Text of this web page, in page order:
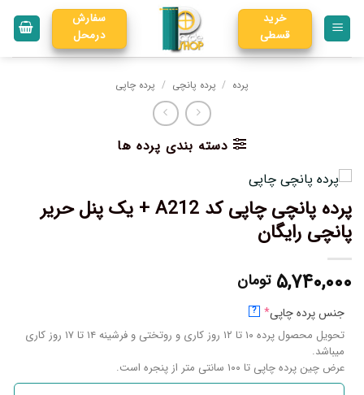
خرید
قسطی
سفارش
درمحل
پرده / پرده پانچی / پرده چاپی
دسته بندی پرده ها
پرده پانچی چاپی کد A212 + یک پنل حریر
پانچی رایگان
۵,۷۴۰,۰۰۰ تومان
جنس پرده چاپی*
?
تحویل محصول پرده ۱۰ تا ۱۲ روز کاری و روتختی و فرشینه ۱۴ تا ۱۷ روز کاری
میباشد.
عرض چین پرده چاپی تا ۱۰۰ سانتی متر از پنجره است.